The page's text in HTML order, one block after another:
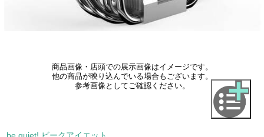
商品画像・店頭での展示画像はイメージです。
他の商品が映り込んでいる場合もございます。
参考画像としてご確認ください。